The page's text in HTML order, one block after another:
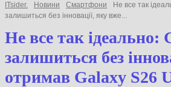
ITsider. Новини Смартфони
Не все так
залишиться без інновації, яку вже...
Не все так ідеально:
залишиться без
отримав Galaxy S26